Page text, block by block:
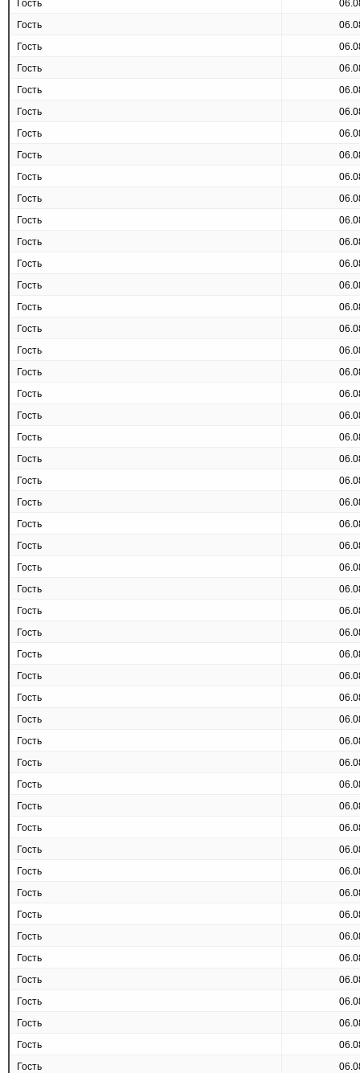
Гость
Гость
Гость
Гость
Гость
Гость
Гость
Гость
Гость
Гость
Гость
Гость
Гость
Гость
Гость
Гость
Гость
Гость
Гость
Гость
Гость
Гость
Гость
Гость
Гость
Гость
Гость
Гость
Гость
Гость
Гость
Гость
Гость
Гость
Гость
Гость
Гость
Гость
Гость
Гость
Гость
Гость
Гость
Гость
Гость
Гость
Гость
Гость
Гость
Гость